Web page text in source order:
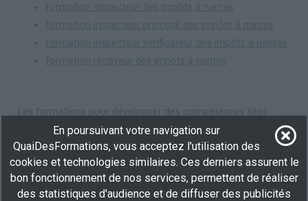
formation inspecteur des impôts à nantes
formation inspecteur principal des impôts à nantes
formation inspecteur vérificateur des impôts à nantes
formation receveur des impôts à nantes
formation comptabilité générale à nantes
formation droit des sociétés à nantes
formation droit public à nantes
formation finances publiques à nantes
En poursuivant votre navigation sur
QuaiDesFormations, vous acceptez l'utilisation des
cookies et technologies similaires. Ces derniers assurent le
bon fonctionnement de nos services, permettent de réaliser
des statistiques d'audience et de diffuser des publicités